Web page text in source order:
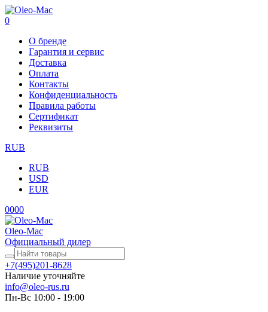
0
О бренде
Гарантия и сервис
Доставка
Оплата
Контакты
Конфиденциальность
Правила работы
Сертификат
Реквизиты
RUB
RUB
USD
EUR
0000
Oleo-Mac
Официальный дилер
+7(495)201-8628
Наличие уточняйте
info@oleo-rus.ru
Пн-Вс 10:00 - 19:00